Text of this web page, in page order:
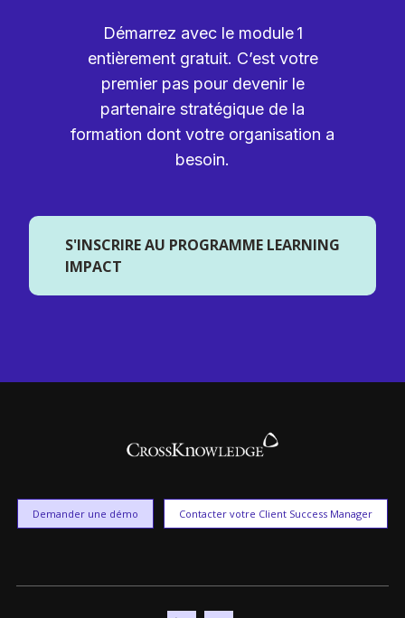
Démarrez avec le module 1
entièrement gratuit. C’est votre
premier pas pour devenir le
partenaire stratégique de la
formation dont votre organisation a
besoin.
S'INSCRIRE AU PROGRAMME LEARNING
IMPACT
Demander une démo Contacter votre Client Success Manager